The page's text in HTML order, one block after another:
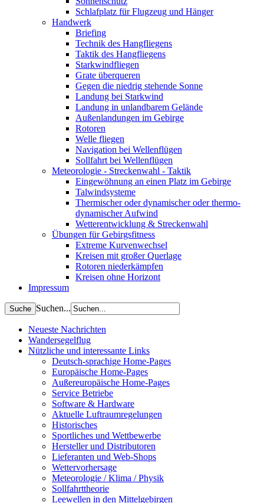
Schlafplatz für Flugzeug und Hänger
Handwerk
Briefing
Technik des Hangfliegens
Taktik des Hangfliegens
Starkwindfliegen
Grate überqueren
Gegen die niedrig stehende Sonne
Landung bei Starkwind
Landung in unlandbarem Gelände
Außenlandungen im Gebirge
Rotoren
Welle fliegen
Navigation bei Wellenflügen
Sollfahrt bei Wellenflügen
Meteorologie - Streckenwahl - Taktik
Eingewöhnung an einen Platz im Gebirge
Talwindsysteme
Thermischer oder dynamischer oder thermo-
dynamischer Aufwind
Wetterentwicklung & Streckenwahl
Übungen für Gebirgsfitness
Extreme Kurvenwechsel
Kreisen mit großer Querlage
Rotoren niederkämpfen
Kreisen ohne Horizont
Impressum
Suchen...
Neueste Nachrichten
Wandersegelflug
Nützliche und interessante Links
Deutsch-sprachige Home-Pages
Europäische Home-Pages
Außereuropäische Home-Pages
Service Betriebe
Software & Hardware
Aktuelle Luftraumregelungen
Historisches
Sportliches und Wettbewerbe
Hersteller und Distributoren
Lieferanten und Web-Shops
Wettervorhersage
Meteorologie / Klima / Physik
Sollfahrttheorie
Leewellen in den Mittelgebirgen